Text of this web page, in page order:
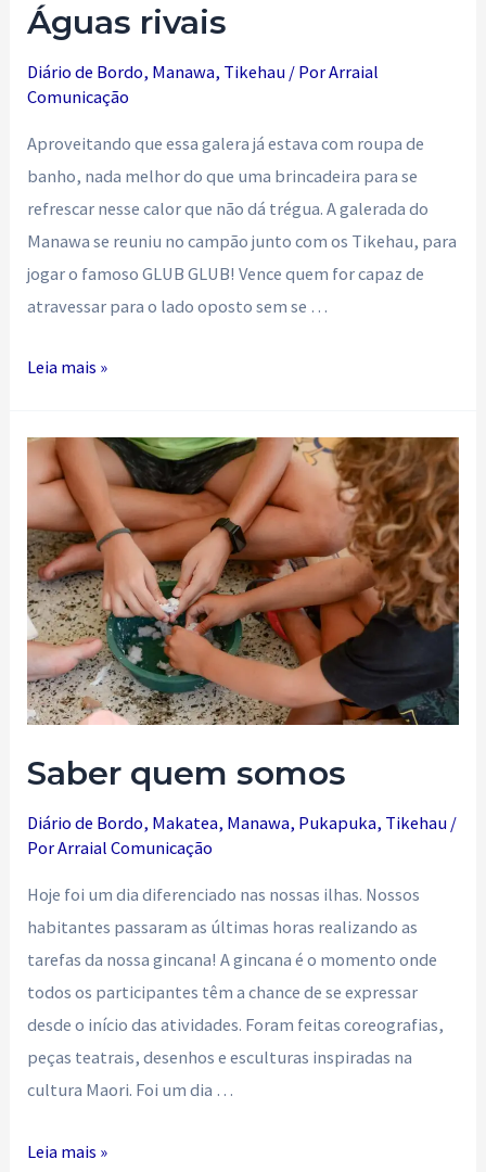
Águas rivais
Diário de Bordo, Manawa, Tikehau / PorArraial
Comunicação
Aproveitando que essa galera já estava com roupa de
banho, nada melhor do que uma brincadeira para se
refrescar nesse calor que não dá trégua. A galerada do
Manawa se reuniu no campão junto com os Tikehau, para
jogar o famoso GLUB GLUB! Vence quem for capaz de
atravessar para o lado oposto sem se …
Águas
Leia mais »
Saber quem somos
Diário de Bordo, Makatea, Manawa, Pukapuka, Tikehau /
PorArraial Comunicação
Hoje foi um dia diferenciado nas nossas ilhas. Nossos
habitantes passaram as últimas horas realizando as
tarefas da nossa gincana! A gincana é o momento onde
todos os participantes têm a chance de se expressar
desde o início das atividades. Foram feitas coreografias,
peças teatrais, desenhos e esculturas inspiradas na
cultura Maori. Foi um dia …
Saber
Leia mais »